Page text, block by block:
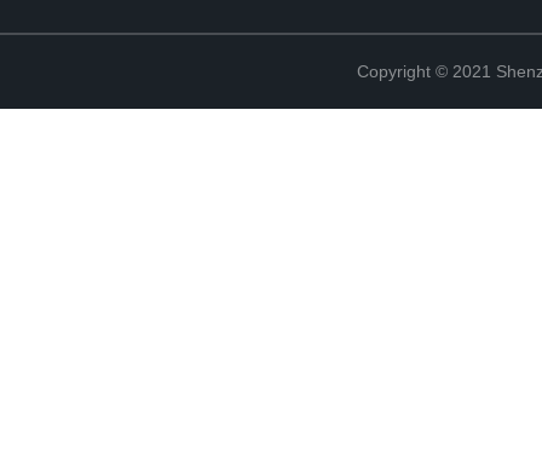
Copyright © 2021